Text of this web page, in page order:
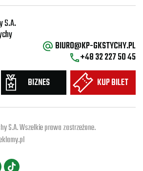
S.A.
BIZNES KUP BILET
BIURO@KP-GKSTYCHY.PL
+48 32 227 50 45
S.A. Wszelkie prawa zastrzeżone.